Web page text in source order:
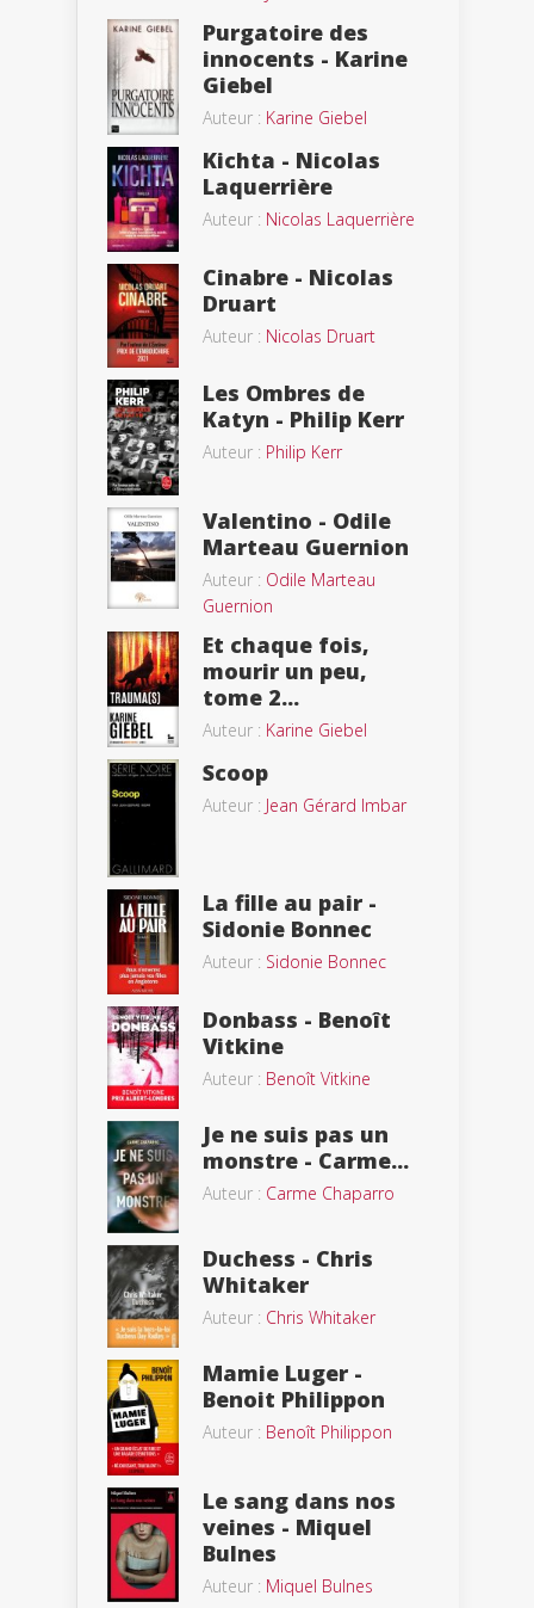
Purgatoire des
innocents - Karine
Giebel
Auteur : Karine Giebel
Kichta - Nicolas
Laquerrière
Auteur : Nicolas Laquerrière
Cinabre - Nicolas
Druart
Auteur : Nicolas Druart
Les Ombres de
Katyn - Philip Kerr
Auteur : Philip Kerr
Valentino - Odile
Marteau Guernion
Auteur : Odile Marteau
Guernion
Et chaque fois,
mourir un peu,
tome 2...
Auteur : Karine Giebel
Scoop
Auteur : Jean Gérard Imbar
La fille au pair -
Sidonie Bonnec
Auteur : Sidonie Bonnec
Donbass - Benoît
Vitkine
Auteur : Benoît Vitkine
Je ne suis pas un
monstre - Carme...
Auteur : Carme Chaparro
Duchess - Chris
Whitaker
Auteur : Chris Whitaker
Mamie Luger -
Benoit Philippon
Auteur : Benoît Philippon
Le sang dans nos
veines - Miquel
Bulnes
Auteur : Miquel Bulnes